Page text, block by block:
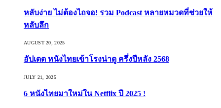
หลับง่าย ไม่ต้องไถจอ! รวม Podcast หลายหมวดที่ช่วยให้
หลับลึก
AUGUST 20, 2025
อัปเดต หนังไทยเข้าโรงน่าดู ครึ่งปีหลัง 2568
JULY 21, 2025
6 หนังไทยมาใหม่ใน Netflix ปี 2025 !